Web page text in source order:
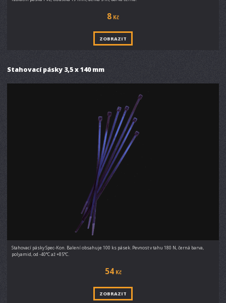
8 Kč
ZOBRAZIT
Stahovací pásky 3,5 x 140 mm
Stahovací pásky Spec-Kon. Balení obsahuje 100 ks pásek. Pevnost v tahu 180 N, černá barva,
polyamid, od -40°C až +85°C.
54Kč
ZOBRAZIT